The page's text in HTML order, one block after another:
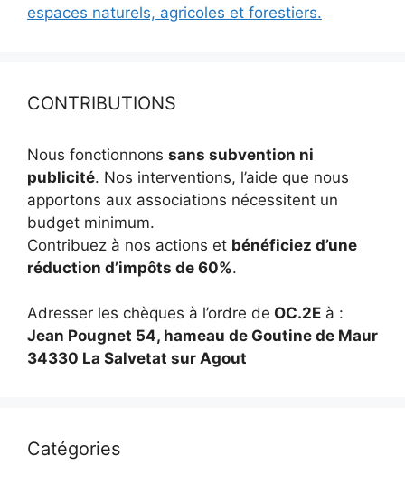
espaces naturels, agricoles et forestiers.
CONTRIBUTIONS
Nous fonctionnons sans subvention ni
publicité. Nos interventions, l’aide que nous
apportons aux associations nécessitent un
budget minimum.
Contribuez à nos actions et bénéficiez d’une
réduction d’impôts de 60%.
Adresser les chèques à l’ordre de OC.2E à :
Jean Pougnet 54, hameau de Goutine de Maur
34330 La Salvetat sur Agout
Catégories